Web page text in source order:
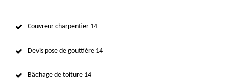
Couvreur charpentier 14
Devis pose de gouttière 14
Bâchage de toiture 14